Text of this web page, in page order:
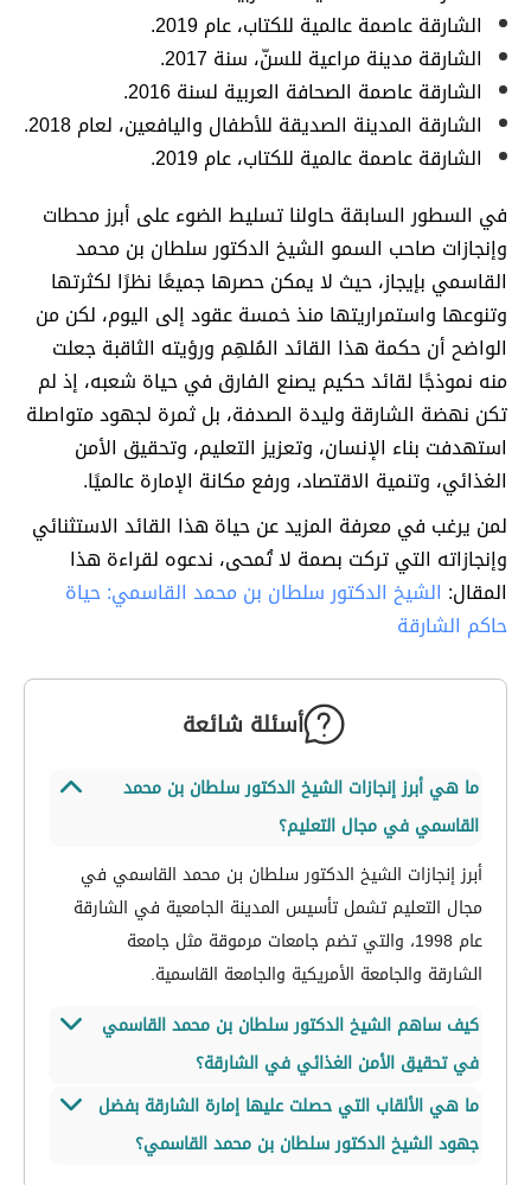
الشارقة عاصمة عالمية للكتاب، عام 2019.
الشارقة مدينة مراعية للسنّ، سنة 2017.
الشارقة عاصمة الصحافة العربية لسنة 2016.
الشارقة المدينة الصديقة للأطفال واليافعين، لعام 2018.
الشارقة عاصمة عالمية للكتاب، عام 2019.
في السطور السابقة حاولنا تسليط الضوء على أبرز محطات
وإنجازات صاحب السمو الشيخ الدكتور سلطان بن محمد
القاسمي بإيجاز، حيث لا يمكن حصرها جميعًا نظرًا لكثرتها
وتنوعها واستمراريتها منذ خمسة عقود إلى اليوم، لكن من
الواضح أن حكمة هذا القائد المُلهِم ورؤيته الثاقبة جعلت
منه نموذجًا لقائد حكيم يصنع الفارق في حياة شعبه، إذ لم
تكن نهضة الشارقة وليدة الصدفة، بل ثمرة لجهود متواصلة
استهدفت بناء الإنسان، وتعزيز التعليم، وتحقيق الأمن
الغذائي، وتنمية الاقتصاد، ورفع مكانة الإمارة عالميًا.
لمن يرغب في معرفة المزيد عن حياة هذا القائد الاستثنائي
وإنجازاته التي تركت بصمة لا تُمحى، ندعوه لقراءة هذا
المقال: الشيخ الدكتور سلطان بن محمد القاسمي: حياة
حاكم الشارقة
أسئلة شائعة
ما هي أبرز إنجازات الشيخ الدكتور سلطان بن محمد
القاسمي في مجال التعليم؟
أبرز إنجازات الشيخ الدكتور سلطان بن محمد القاسمي في
مجال التعليم تشمل تأسيس المدينة الجامعية في الشارقة
عام 1998، والتي تضم جامعات مرموقة مثل جامعة
الشارقة والجامعة الأمريكية والجامعة القاسمية.
كيف ساهم الشيخ الدكتور سلطان بن محمد القاسمي
في تحقيق الأمن الغذائي في الشارقة؟
ساهم الشيخ الدكتور سلطان بن محمد القاسمي في
تحقيق الأمن الغذائي من خلال مشروعات زراعية مستدامة
ما هي الألقاب التي حصلت عليها إمارة الشارقة بفضل
جهود الشيخ الدكتور سلطان بن محمد القاسمي؟